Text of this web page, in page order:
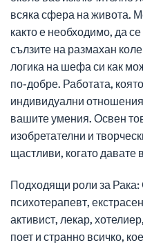
всяка сфера на живота.
както е необходимо, да
сълзите на размахан
логика на шефа си как
по-добре. Работата,
индивидуални
вашите умения. Освен
изобретателни и
щастливи, когато давате
Подходящи роли за Рака:
психотерапевт,
активист, лекар,
поет и странно всичко,